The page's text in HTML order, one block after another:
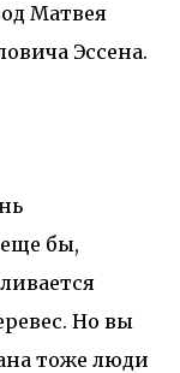
Матвея
Эссена.
бы,
Но вы
тоже люди